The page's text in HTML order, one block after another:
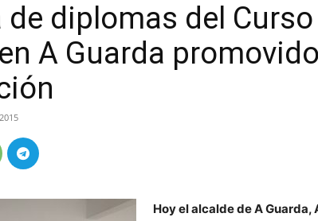
de diplomas del
A Guarda
Hoy el alcalde de A Guarda,